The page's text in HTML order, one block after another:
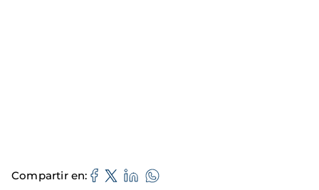
Compartir en